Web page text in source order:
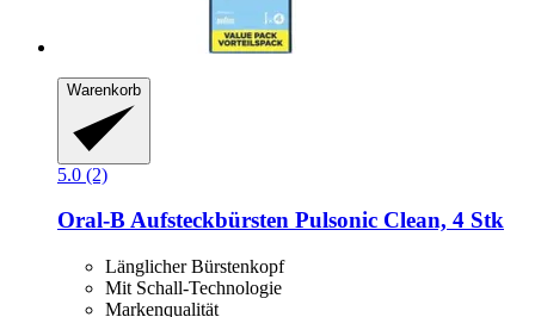
Warenkorb
5.0 (2)
Oral-BAufsteckbürsten Pulsonic Clean, 4 Stk
Länglicher Bürstenkopf
Mit Schall-Technologie
Markenqualität